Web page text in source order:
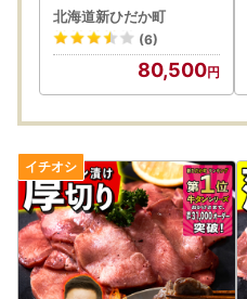
み定期便
北海道新ひだか町
(6)
80,500